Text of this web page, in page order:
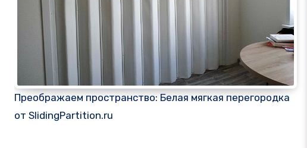
Преображаем пространство: Белая мягкая перегородка
от SlidingPartition.ru